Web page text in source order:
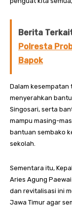
Berita
Polresta
Bapok
Dalam kesempatan
menyerahkan
Singosari, serta
mampu masing-
bantuan sembako
sekolah.
Sementara itu,
Aries Agung
dan revitalisasi ini
Jawa Timur agar